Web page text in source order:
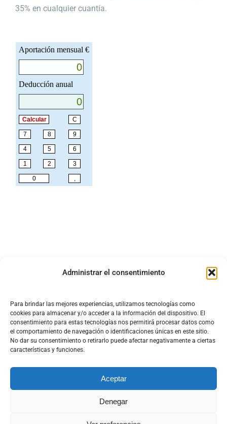
Administrar el consentimiento
Para brindar las mejores experiencias, utilizamos tecnologías como
cookies para almacenar y/o acceder a la información del dispositivo. El
consentimiento para estas tecnologías nos permitirá procesar datos como
el comportamiento de navegación o identificaciones únicas en este sitio.
No dar su consentimiento o retirarlo puede afectar negativamente a ciertas
características y funciones.
Aceptar
Denegar
35% en cualquier cuantía.